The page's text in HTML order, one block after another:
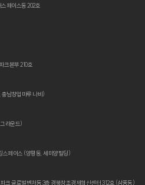
페이스동 202호
크본부 210호
충남창업마루 나비)
라운드)
스페이스 (양평동, 세미양빌딩)
크 글로벌벤처동 3층경북창조경제혁신센터 312호 (삼풍동)